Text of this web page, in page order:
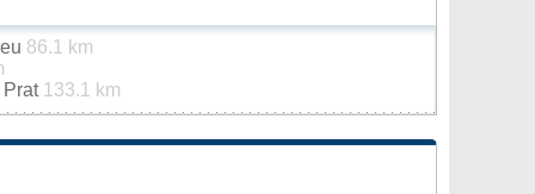
86.1 km
Prat 133.1 km